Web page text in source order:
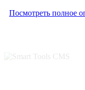
Посмотреть полное